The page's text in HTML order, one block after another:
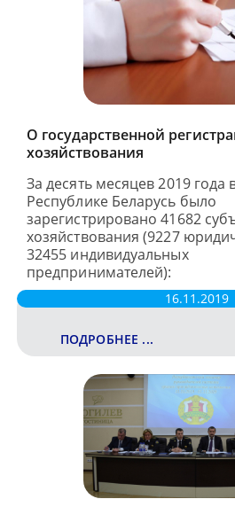
О государственной
хозяйствования
За десять месяцев 2019 года
Республике Беларусь было
зарегистрировано 41682
хозяйствования (9227
32455 индивидуальных
предпринимателей):
16.11.2019
ПОДРОБНЕЕ ...